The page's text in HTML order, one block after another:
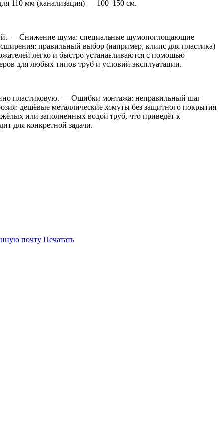
110 мм (канализация) — 100–150 см.
— Снижение шума: специальные шумопоглощающие
правильный выбор (например, клипс для пластика)
легко и быстро устанавливаются с помощью
для любых типов труб и условий эксплуатации.
пластиковую. — Ошибки монтажа: неправильный шаг
дешёвые металлические хомуты без защитного покрытия
или заполненных водой труб, что приведёт к
для конкретной задачи.
почту Печатать